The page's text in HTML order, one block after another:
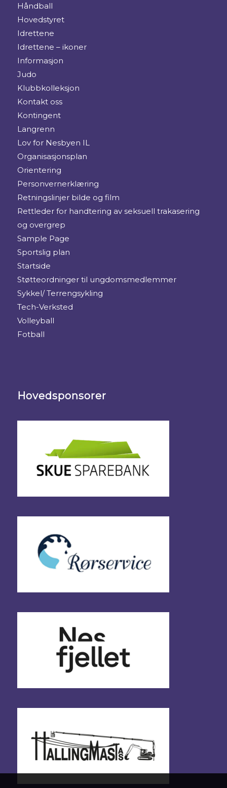
Håndball
Hovedstyret
Idrettene
Idrettene – ikoner
Informasjon
Judo
Klubbkolleksjon
Kontakt oss
Kontingent
Langrenn
Lov for Nesbyen IL
Organisasjonsplan
Orientering
Personvernerklæring
Retningslinjer bilde og film
Rettleder for handtering av seksuell trakasering
og overgrep
Sample Page
Sportslig plan
Startside
Støtteordninger til ungdomsmedlemmer
Sykkel/ Terrengsykling
Tech-Verksted
Volleyball
Fotball
Hovedsponsorer